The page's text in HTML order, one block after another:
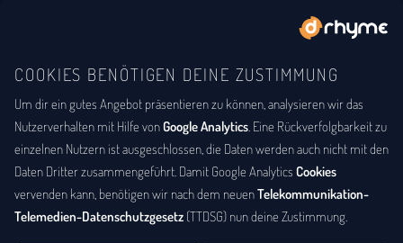
COOKIES BENÖTIGEN DEINE ZUSTIMMUNG
Um dir ein gutes Angebot präsentieren zu können, analysieren wir das
Nutzerverhalten mit Hilfe vonGoogle Analytics. Eine Rückverfolgbarkeit zu
einzelnen Nutzern ist ausgeschlossen, die Daten werden auch nicht mit den
Daten Dritter zusammengeführt. Damit Google Analytics Cookies
vervenden kann, benötigen wir nach dem neuenTelekommunikation-
Telemedien-Datenschutzgesetz (TTDSG) nun deine Zustimmung.
BUCHSTABENTAUSCH ANAGRAMM
Anagramm-Lexikon
DasAnagrammlexikonbietet eine alphabetische Auflistung aller
Wörter, zu denen Anagramme existieren. EinAnagrammist eine
Buchstabenfolge, die durch Vertauschung der Buchstaben einer